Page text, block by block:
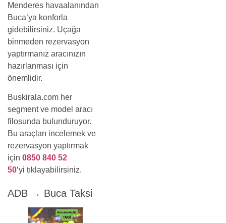
Menderes havaalanından
Buca’ya konforla
gidebilirsiniz. Uçağa
binmeden rezervasyon
yaptırmanız aracınızın
hazırlanması için
önemlidir.
Buskirala.com her
segment ve model aracı
filosunda bulunduruyor.
Bu araçları incelemek ve
rezervasyon yaptırmak
için 0850 840 52
50‘yi tıklayabilirsiniz.
ADB → Buca Taksi